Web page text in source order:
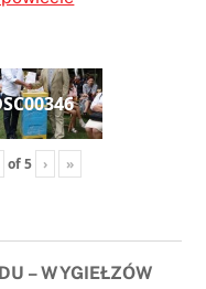
of5 › »
– WYGIEŁZÓW